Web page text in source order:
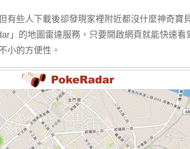
有些人下載後卻發現家裡附近都沒什麼神奇寶
」的地圖雷達服務，只要開啟網頁就能快速
小的方便性。